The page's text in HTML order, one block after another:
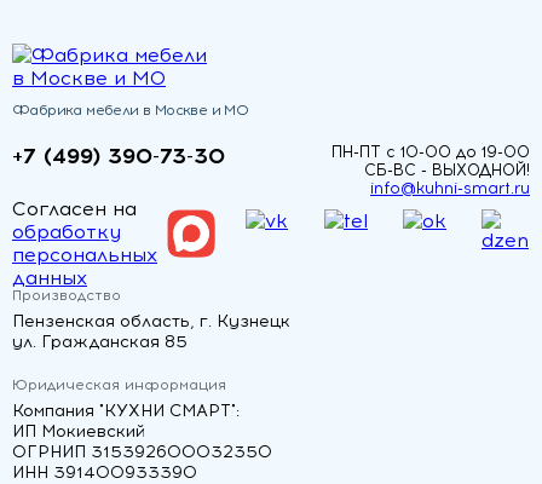
Фабрика мебели в Москве и МО
+7 (499) 390-73-30
ПН-ПТ с 10-00 до 19-00
СБ-ВС - ВЫХОДНОЙ!
info@kuhni-smart.ru
Согласен на
обработку
персональных
данных
Производство
Пензенская область, г. Кузнецк
ул. Гражданская 85
Юридическая информация
Компания "КУХНИ СМАРТ":
ИП Мокиевский
ОГРНИП 315392600032350
ИНН 391400933390